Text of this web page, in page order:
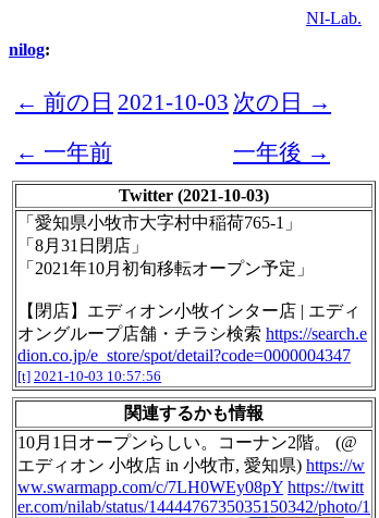
NI-Lab.
nilog:
← 前の日 2021-10-03 次の日 →
← 一年前
一年後 →
Twitter (2021-10-03)
「愛知県小牧市大字村中稲荷765-1」
「8月31日閉店」
「2021年10月初旬移転オープン予定」
【閉店】エディオン小牧インター店 | エディ
オングループ店舗・チラシ検索 https://search.e
dion.co.jp/e_store/spot/detail?code=0000004347
[t] 2021-10-03 10:57:56
関連するかも情報
10月1日オープンらしい。コーナン2階。 (@
エディオン 小牧店 in 小牧市, 愛知県) https://w
ww.swarmapp.com/c/7LH0WEy08pY https://twitt
er.com/nilab/status/1444476735035150342/photo/1